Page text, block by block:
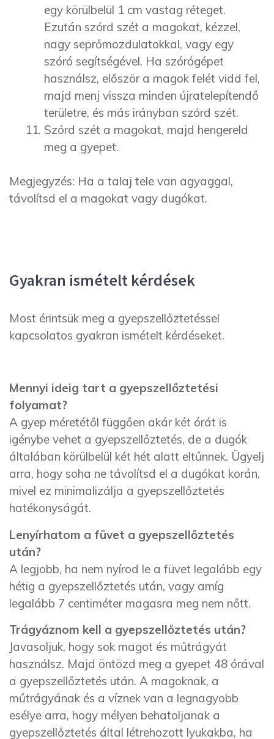
egy körülbelül 1 cm vastag réteget.
Ezután szórd szét a magokat, kézzel,
nagy seprőmozdulatokkal, vagy egy
szóró segítségével. Ha szórógépet
használsz, először a magok felét vidd fel,
majd menj vissza minden újratelepítendő
területre, és más irányban szórd szét.
Szórd szét a magokat, majd hengereld
meg a gyepet.
Megjegyzés: Ha a talaj tele van agyaggal,
távolítsd el a magokat vagy dugókat.
Gyakran ismételt kérdések
Most érintsük meg a gyepszellőztetéssel
kapcsolatos gyakran ismételt kérdéseket.
Mennyi ideig tart a gyepszellőztetési
folyamat?
A gyep méretétől függően akár két órát is
igénybe vehet a gyepszellőztetés, de a dugók
általában körülbelül két hét alatt eltűnnek. Ügyelj
arra, hogy soha ne távolítsd el a dugókat korán,
mivel ez minimalizálja a gyepszellőztetés
hatékonyságát.
Lenyírhatom a füvet a gyepszellőztetés
után?
A legjobb, ha nem nyírod le a füvet legalább egy
hétig a gyepszellőztetés után, vagy amíg
legalább 7 centiméter magasra meg nem nőtt.
Trágyáznom kell a gyepszellőztetés után?
Javasoljuk, hogy sok magot és műtrágyát
használsz. Majd öntözd meg a gyepet 48 órával
a gyepszellőztetés után. A magoknak, a
műtrágyának és a víznek van a legnagyobb
esélye arra, hogy mélyen behatoljanak a
gyepszellőztetés által létrehozott lyukakba, ha